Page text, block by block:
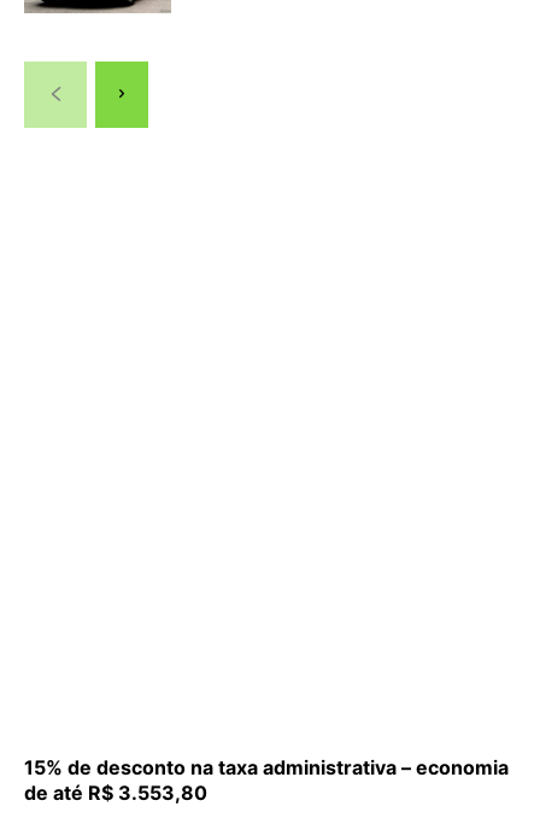
15% de desconto na taxa administrativa – economia
de até R$ 3.553,80